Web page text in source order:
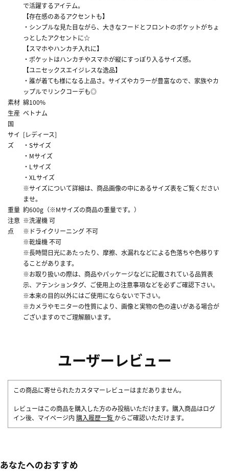
で活躍するアイテム。
【存在感のあるアクセントも】
・シンプルな見た目ながら、大きなフードとフロントのポケットがちょ
っとしたアクセントに☆
【スマホやハンカチ入れに】
・ポケットはハンカチやスマホが縦にすっぽり入るサイズ感。
【ユニセックスエイジレスな逸品】
・誰が着ても様になる上品さ。サイズやカラーが豊富なので、家族やカ
ップルでリンクコーデも◎
素材 綿100%
生産
国
ベトナム
サイ
ズ
[レディース]
・Sサイズ
・Mサイズ
・Lサイズ
・XLサイズ
※サイズについて詳細は、商品画像の中にあるサイズ表をご覧ください
ませ。
重量 約600g（※Mサイズの商品の重量です。）
注意
点
※洗濯機 可
※ドライクリーニング 不可
※乾燥機 不可
※長時間日光にあたったり、摩擦、水漏れなどによる色落ちや色移りす
ることがあります。
※お取り扱いの際は、商品やパッケージなどに記載されている品質表
示、アテンションタグ、ご使用上の注意事項などを必ずご確認下さい。
※本来の目的以外にはご使用にならないで下さい。
※カメラやモニターの性質により、画像と実物の色の違いがある場合が
ございますのでご理解願います。
ユーザーレビュー
この商品に寄せられたカスタマーレビューはまだありません。
レビューはこの商品を購入した方のみ投稿いただけます。購入商品はログ
イン後、マイページ内 購入履歴一覧 からご確認いただけます。
あなたへのおすすめ